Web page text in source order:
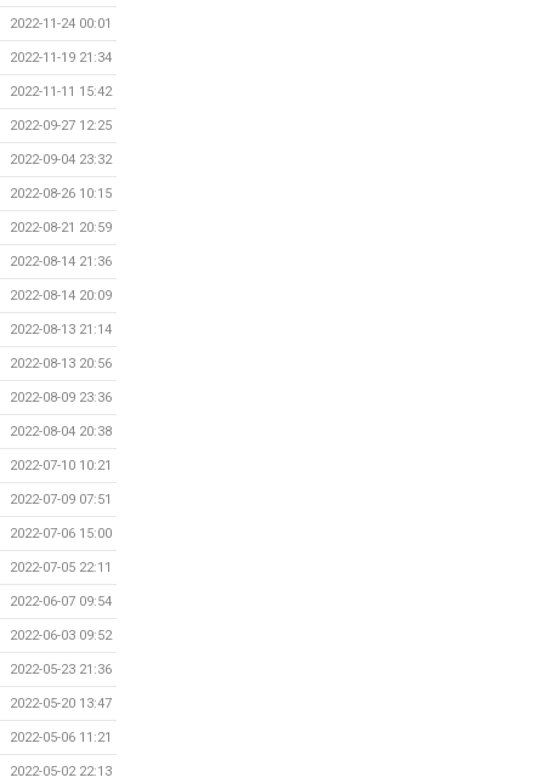
2022-11-24 00:01
2022-11-19 21:34
2022-11-11 15:42
2022-09-27 12:25
2022-09-04 23:32
2022-08-26 10:15
2022-08-21 20:59
2022-08-14 21:36
2022-08-14 20:09
2022-08-13 21:14
2022-08-13 20:56
2022-08-09 23:36
2022-08-04 20:38
2022-07-10 10:21
2022-07-09 07:51
2022-07-06 15:00
2022-07-05 22:11
2022-06-07 09:54
2022-06-03 09:52
2022-05-23 21:36
2022-05-20 13:47
2022-05-06 11:21
2022-05-02 22:13